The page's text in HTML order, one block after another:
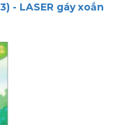
- LASER gáy xoắn